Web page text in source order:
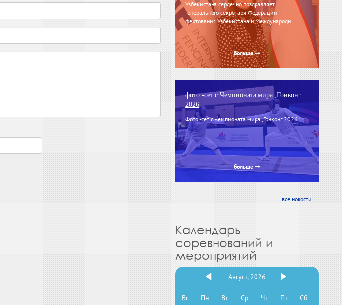
Узбекистана сердечно поздравляет
Генерального секретаря Федерации
фехтования Узбекистана и Международн...
больше
фото -сет с Чемпионата мира ,Гонконг
2026
Фото -сет с Чемпионата мира ,Гонконг 2026
больше
все новости ...
Календарь
соревнований и
мероприятий
Август, 2026
Вс Пн Вт Ср Чт Пт Сб